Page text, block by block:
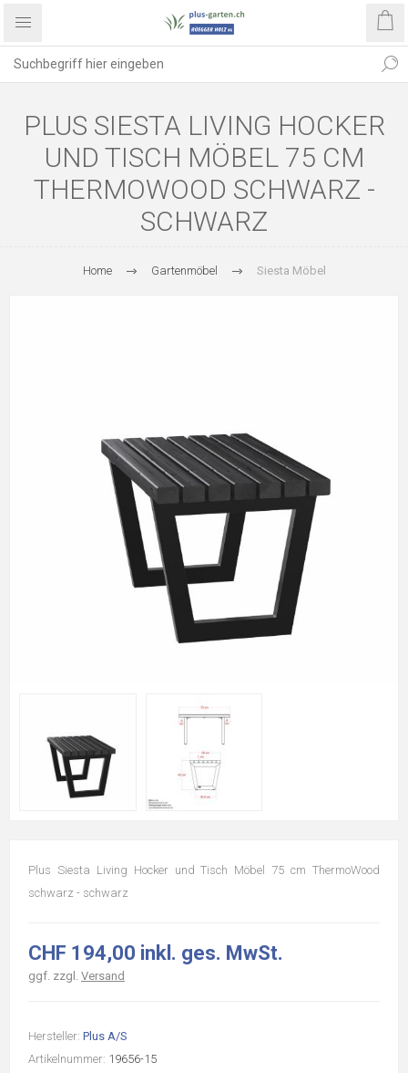
PLUS SIESTA LIVING HOCKER
UND TISCH MÖBEL 75 CM
THERMOWOOD SCHWARZ -
SCHWARZ
Home Gartenmöbel Siesta Möbel
Plus Siesta Living Hocker und Tisch Möbel 75 cm ThermoWood
schwarz - schwarz
CHF 194,00 inkl. ges. MwSt.
ggf. zzgl. Versand
Hersteller: Plus A/S
Artikelnummer: 19656-15